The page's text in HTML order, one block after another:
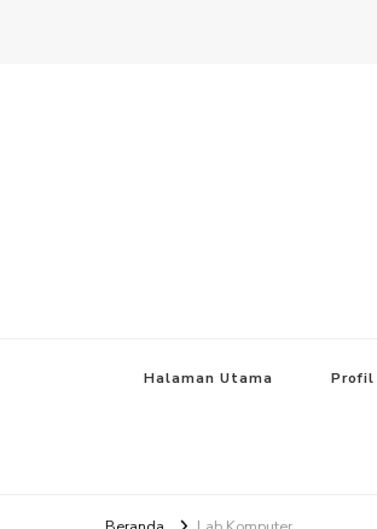
Halaman Utama Profil